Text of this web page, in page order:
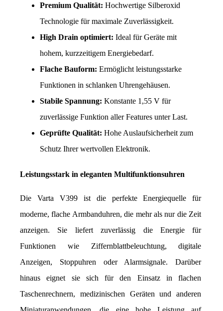
Premium Qualität: Hochwertige Silberoxid
Technologie für maximale Zuverlässigkeit.
High Drain optimiert: Ideal für Geräte mit
hohem, kurzzeitigem Energiebedarf.
Flache Bauform: Ermöglicht leistungsstarke
Funktionen in schlanken Uhrengehäusen.
Stabile Spannung: Konstante 1,55 V für
zuverlässige Funktion aller Features unter Last.
Geprüfte Qualität: Hohe Auslaufsicherheit zum
Schutz Ihrer wertvollen Elektronik.
Leistungsstark in eleganten Multifunktionsuhren
Die Varta V399 ist die perfekte Energiequelle für
moderne, flache Armbanduhren, die mehr als nur die Zeit
anzeigen. Sie liefert zuverlässig die Energie für
Funktionen wie Ziffernblattbeleuchtung, digitale
Anzeigen, Stoppuhren oder Alarmsignale. Darüber
hinaus eignet sie sich für den Einsatz in flachen
Taschenrechnern, medizinischen Geräten und anderen